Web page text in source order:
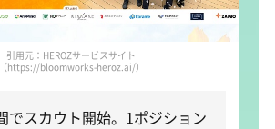
引用元：HEROZサービスサイト
（https://bloomworks-heroz.ai/）
でスカウト開始。1ポジション